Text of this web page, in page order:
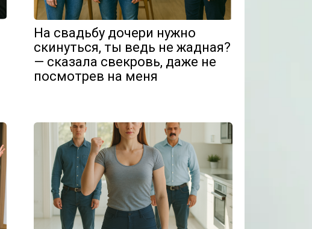
На свадьбу дочери нужно
скинуться, ты ведь не жадная?
— сказала свекровь, даже не
посмотрев на меня